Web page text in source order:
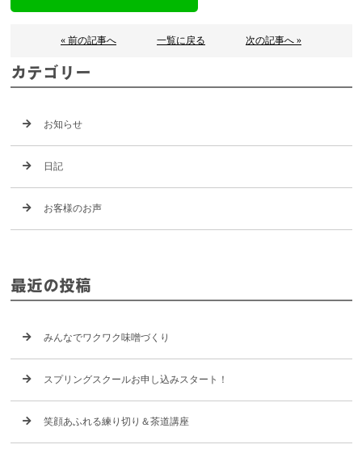
« 前の記事へ 一覧に戻る 次の記事へ »
カテゴリー
お知らせ
日記
お客様のお声
最近の投稿
みんなでワクワク味噌づくり
スプリングスクールお申し込みスタート！
笑顔あふれる練り切り＆茶道講座